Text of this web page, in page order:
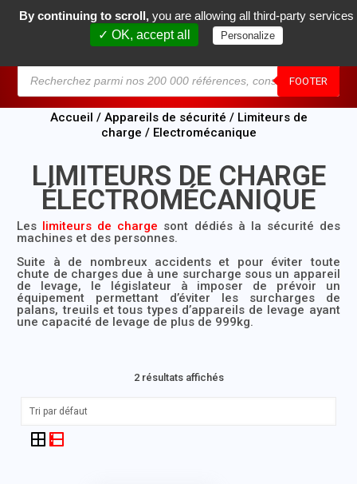
FOOTER
0
Accueil / Appareils de sécurité / Limiteurs de
charge / Electromécanique
LIMITEURS DE CHARGE
ÉLECTROMÉCANIQUE
Les limiteurs de charge sont dédiés à la sécurité des
machines et des personnes.
Suite à de nombreux accidents et pour éviter toute
chute de charges due à une surcharge sous un appareil
de levage, le législateur à imposer de prévoir un
équipement permettant d’éviter les surcharges de
palans, treuils et tous types d’appareils de levage ayant
une capacité de levage de plus de 999kg.
2 résultats affichés
By continuing to scroll, you are allowing all third-party services
✓ OK, accept all
Personalize